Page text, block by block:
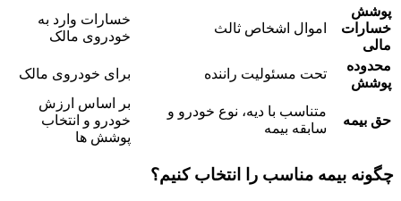
پوشش
خسارات
مالی
اموال اشخاص ثالث
خسارات وارد به
خودروی مالک
محدوده
پوشش
تحت مسئولیت راننده برای خودروی مالک
حق بیمه
متناسب با دیه، نوع خودرو و
سابقه بیمه
بر اساس ارزش
خودرو و انتخاب
پوشش ها
چگونه بیمه مناسب را انتخاب کنیم؟